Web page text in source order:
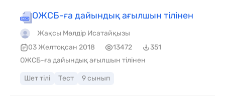
ОЖСБ-ға дайындық ағылшын тілінен
Жақсы Мөлдір Исатайқызы
03 Желтоқсан 2018
13472
351
ОЖСБ-ға дайындық ағылшын тілінен
Шет тілі Тест 9 сынып